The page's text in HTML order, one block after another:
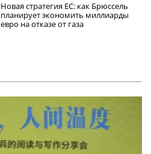
Новая стратегия ЕС: как Брюссель
планирует экономить миллиарды
евро на отказе от газа